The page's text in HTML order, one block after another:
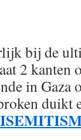
bij de
2 kanten
in Gaza
duikt